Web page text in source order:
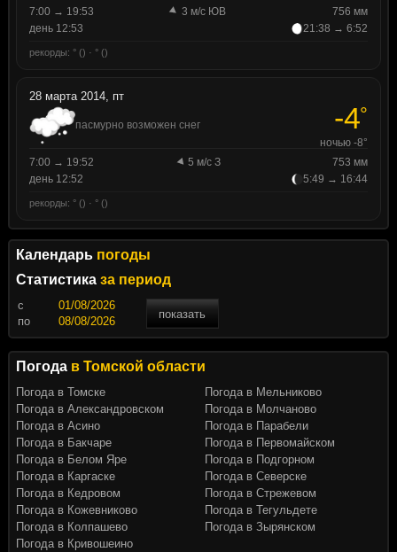
7:00 → 19:53
3 м/с ЮВ
756 мм
день 12:53
21:38 → 6:52
рекорды: ° () · ° ()
28 марта 2014, пт
пасмурно возможен снег -4°
ночью -8°
7:00 → 19:52
5 м/с З
753 мм
день 12:52
5:49 → 16:44
рекорды: ° () · ° ()
Календарь погоды
Статистика за период
c
показать
по
Погода в Томской области
Погода в Томске
Погода в Александровском
Погода в Асино
Погода в Бакчаре
Погода в Белом Яре
Погода в Каргаске
Погода в Кедровом
Погода в Кожевниково
Погода в Колпашево
Погода в Кривошеино
Погода в Мельниково
Погода в Молчаново
Погода в Парабели
Погода в Первомайском
Погода в Подгорном
Погода в Северске
Погода в Стрежевом
Погода в Тегульдете
Погода в Зырянском